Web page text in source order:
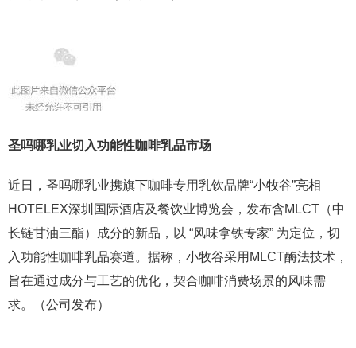
圣吗哪乳业切入功能性咖啡乳品市场
近日，圣吗哪乳业携旗下咖啡专用乳饮品牌“小牧谷”亮相
HOTELEX深圳国际酒店及餐饮业博览会，发布含MLCT（中
长链甘油三酯）成分的新品，以 “风味拿铁专家” 为定位，切
入功能性咖啡乳品赛道。据称，小牧谷采用MLCT酶法技术，
旨在通过成分与工艺的优化，契合咖啡消费场景的风味需
求。（公司发布）